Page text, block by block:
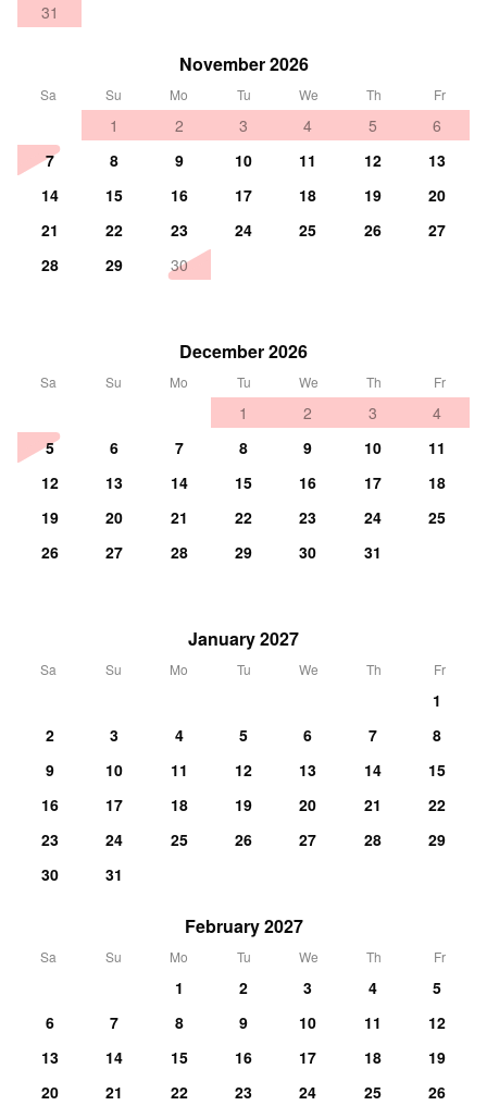
31
November 2026
Sa Su Mo Tu We Th Fr
1 2 3 4 5
6
7
8 9 10 11 12
13
14
15 16 17 18 19
20
21
22 23 24 25 26
27
28
29 30
December 2026
Sa Su Mo Tu We Th Fr
1 2 3
4
5
6 7 8 9 10
11
12
13 14 15 16 17
18
19
20 21 22 23 24
25
26
27 28 29 30 31
January 2027
Sa Su Mo Tu We Th Fr
1
2
3 4 5 6 7
8
9
10 11 12 13 14
15
16
17 18 19 20 21
22
23
24 25 26 27 28
29
30
31
February 2027
Sa Su Mo Tu We Th Fr
1 2 3 4
5
6
7 8 9 10 11
12
13
14 15 16 17 18
19
20
21 22 23 24 25
26